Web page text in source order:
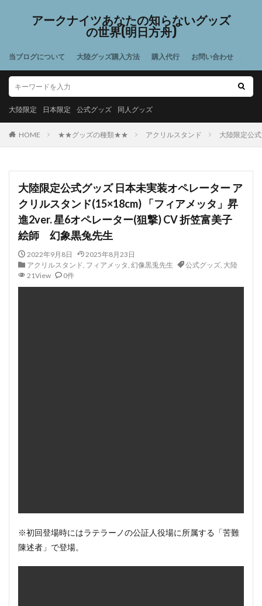
アークナイツあなたの知らないグッズ
の世界(明日方舟)
当ブログについて 大陸グッズ購入方法 購入代行 お問い合わせ
大陸限定 日本限定 公式グッズ 同人グッズ
HOME ★★グッズの種類★★ アクリルスタンド 大陸限定公
大陸限定公式グッズ 日本未実装オペレーター ア
クリルスタンド(15×18cm) 「フィアメッタ」昇
進2ver. 星6オペレーター(狙撃) CV 折笠富美子
絵師 幻象黒兔先生
2022年9月8日
2025年8月23日
アクリルスタンド, フィアメッタ, 幻像黒兎先生 公式グッズ, 大陸
21View
0件
※初回登場時にはラテラーノの公証人役場に所属する「苦難
陳述者」で登場。